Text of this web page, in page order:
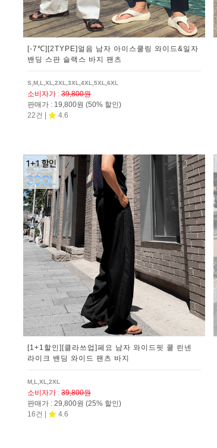
[-7℃][2TYPE]얼음 남자 아이스쿨링 와이드&일자
밴딩 스판 슬랙스 바지 팬츠
S,M,L,XL,2XL,3XL,4XL,5XL,6XL
소비자가 : 39,800원
판매가 : 19,800원 (50% 할인)
22건 |
4.6
[1+1할인][클라쓰업]페요 남자 와이드핏 쿨 린넨
라이크 밴딩 와이드 팬츠 바지
M,L,XL,2XL
소비자가 : 39,800원
판매가 : 29,800원 (25% 할인)
16건 |
4.6